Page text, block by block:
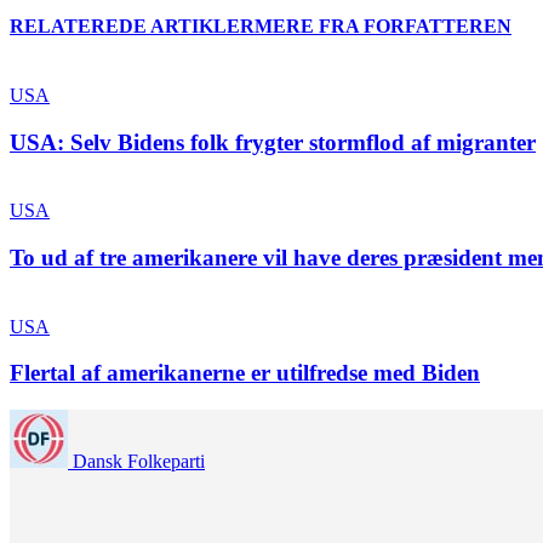
RELATEREDE ARTIKLERMERE FRA FORFATTEREN
USA
USA: Selv Bidens folk frygter stormflod af migranter
USA
To ud af tre amerikanere vil have deres præsident
USA
Flertal af amerikanerne er utilfredse med Biden
Dansk Folkeparti